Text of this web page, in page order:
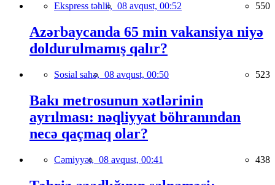
Ekspress təhlil, 08 avqust, 00:52 550
Azərbaycanda 65 min vakansiya niyə
doldurulmamış qalır?
Sosial sahə, 08 avqust, 00:50 523
Bakı metrosunun xətlərinin
ayrılması: nəqliyyat böhranından
necə qaçmaq olar?
Cəmiyyət, 08 avqust, 00:41 438